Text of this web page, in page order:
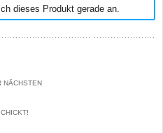
dieses Produkt gerade an.
NÄCHSTEN